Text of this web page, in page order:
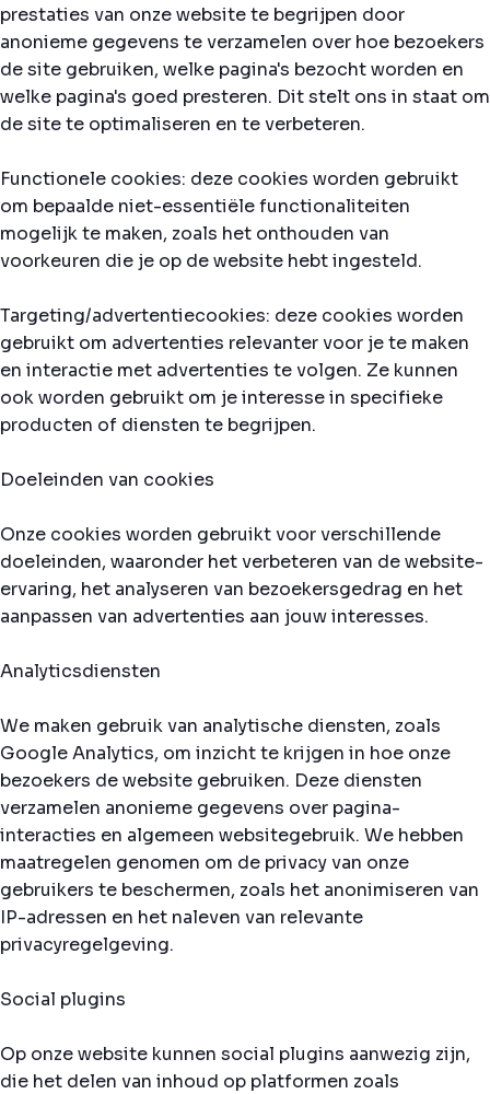
prestaties van onze website te begrijpen door
anonieme gegevens te verzamelen over hoe bezoekers
de site gebruiken, welke pagina's bezocht worden en
welke pagina's goed presteren. Dit stelt ons in staat om
de site te optimaliseren en te verbeteren.
Functionele cookies: deze cookies worden gebruikt
om bepaalde niet-essentiële functionaliteiten
mogelijk te maken, zoals het onthouden van
voorkeuren die je op de website hebt ingesteld.
Targeting/advertentiecookies: deze cookies worden
gebruikt om advertenties relevanter voor je te maken
en interactie met advertenties te volgen. Ze kunnen
ook worden gebruikt om je interesse in specifieke
producten of diensten te begrijpen.
Doeleinden van cookies
Onze cookies worden gebruikt voor verschillende
doeleinden, waaronder het verbeteren van de website-
ervaring, het analyseren van bezoekersgedrag en het
aanpassen van advertenties aan jouw interesses.
Analyticsdiensten
We maken gebruik van analytische diensten, zoals
Google Analytics, om inzicht te krijgen in hoe onze
bezoekers de website gebruiken. Deze diensten
verzamelen anonieme gegevens over pagina-
interacties en algemeen websitegebruik. We hebben
maatregelen genomen om de privacy van onze
gebruikers te beschermen, zoals het anonimiseren van
IP-adressen en het naleven van relevante
privacyregelgeving.
Social plugins
Op onze website kunnen social plugins aanwezig zijn,
die het delen van inhoud op platformen zoals